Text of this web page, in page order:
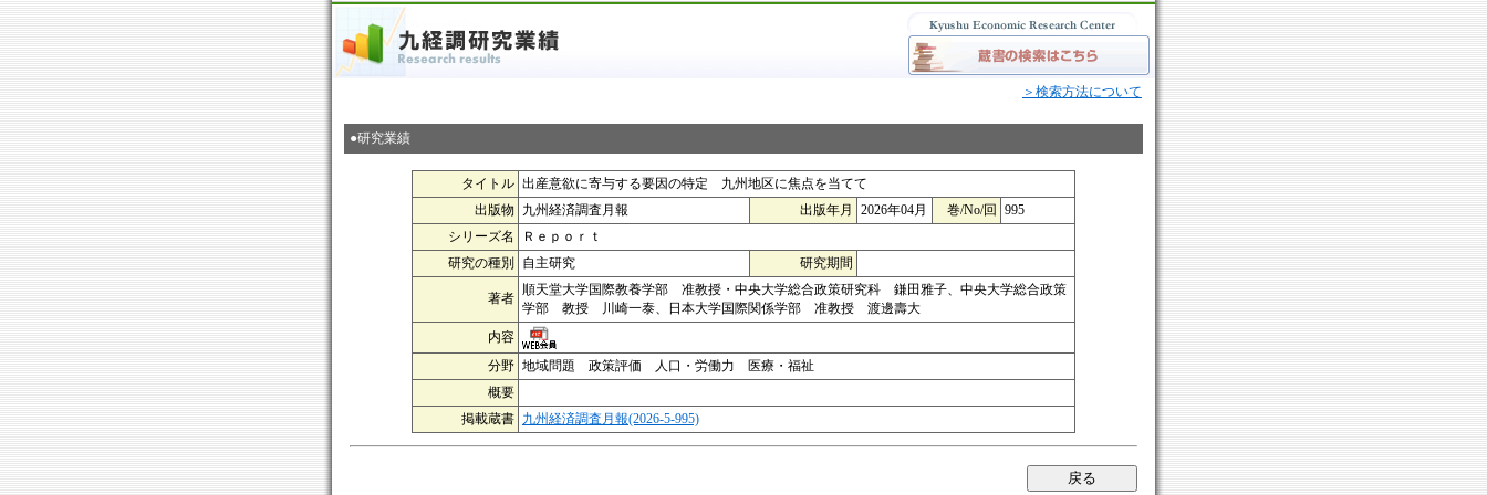
＞検索方法について
●研究業績
タイトル 出産意欲に寄与する要因の特定 九州地区に焦点を当てて
出版物
九州経済調査月報 出版年月 2026年04月 巻/No/回
995
シリーズ名
Ｒｅｐｏｒｔ
研究の種別
自主研究 研究期間
著者
順天堂大学国際教養学部 准教授・中央大学総合政策研究科 鎌田雅子、中央大学総合政策
学部 教授 川崎一泰、日本大学国際関係学部 准教授 渡邊壽大
内容
分野 地域問題 政策評価 人口・労働力 医療・福祉
概要
掲載蔵書 九州経済調査月報(2026-5-995)